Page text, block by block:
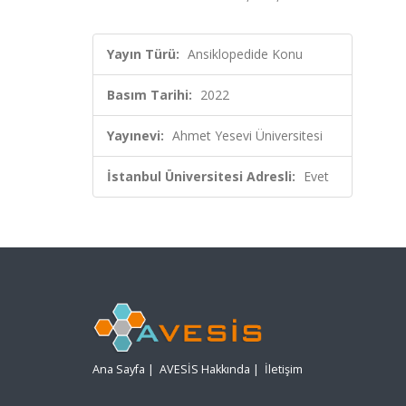
Yayın Türü: Ansiklopedide Konu
Basım Tarihi: 2022
Yayınevi: Ahmet Yesevi Üniversitesi
İstanbul Üniversitesi Adresli: Evet
Ana Sayfa | AVESİS Hakkında | İletişim